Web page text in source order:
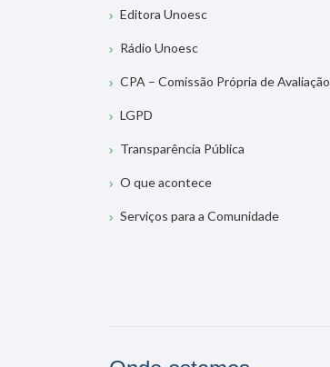
Editora Unoesc
Rádio Unoesc
CPA – Comissão Própria de Avaliação
LGPD
Transparência Pública
O que acontece
Serviços para a Comunidade